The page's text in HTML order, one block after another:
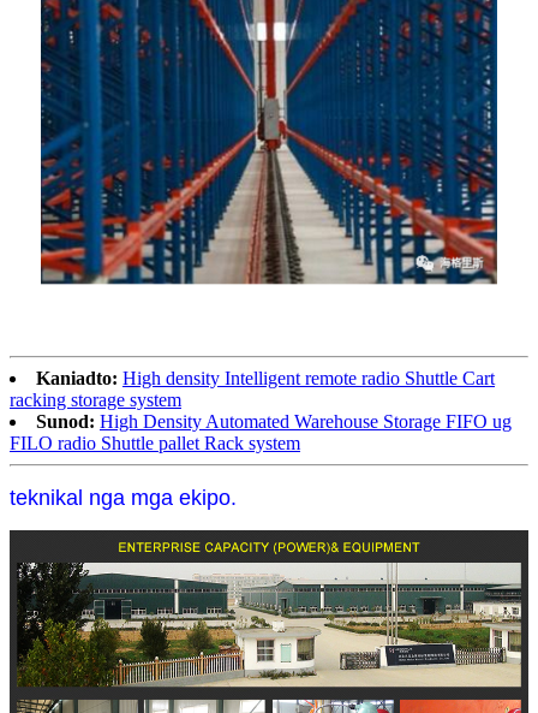
Kaniadto: High density Intelligent remote radio Shuttle Cart
racking storage system
Sunod: High Density Automated Warehouse Storage FIFO ug
FILO radio Shuttle pallet Rack system
teknikal nga mga ekipo.